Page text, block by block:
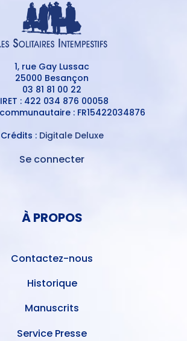
1, rue Gay Lussac
25000 Besançon
03 81 81 00 22
: 422 034 876 00058
: FR15422034876
Crédits : Digitale Deluxe
Se connecter
À PROPOS
Contactez-nous
Historique
Manuscrits
Service Presse